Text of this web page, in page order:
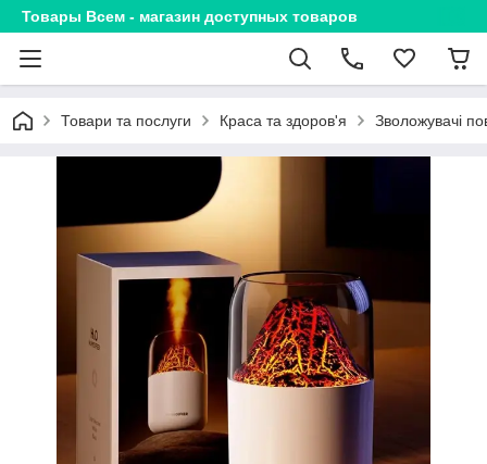
Товары Всем - магазин доступных товаров
Товари та послуги Краса та здоров'я Зволожувачі